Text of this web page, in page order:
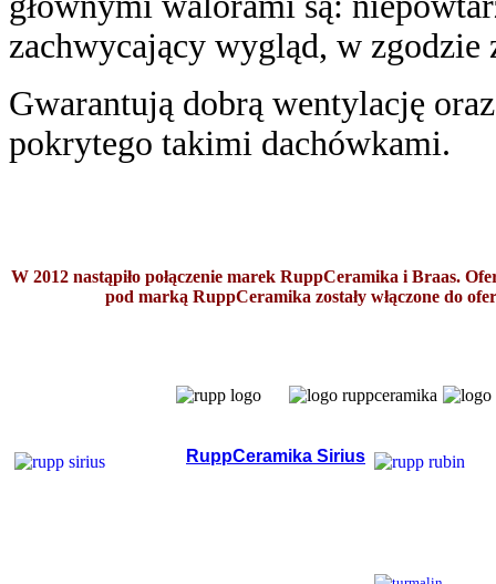
zachwycający wygląd, w zgodzie
Gwarantują dobrą wentylację
pokrytego takimi dachówkami.
W 2012 nastąpiło połączenie marek RuppCeramika i Braas.
pod marką RuppCeramika zostały włączone do
RuppCeramika Sirius